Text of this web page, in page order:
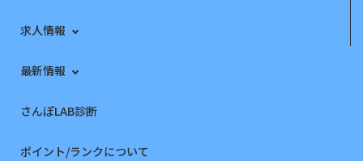
求人情報
最新情報
さんぽLAB診断
ポイント/ランクについて